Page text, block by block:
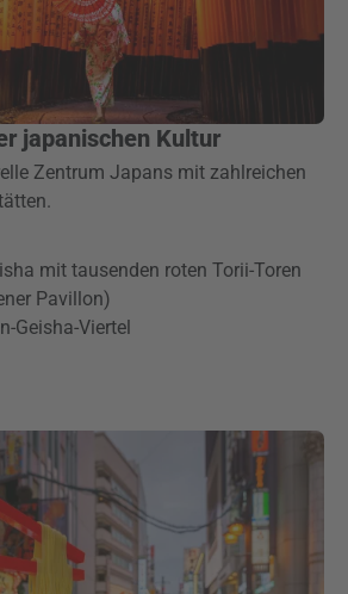
japanischen Kultur
Zentrum Japans mit zahlreichen
mit tausenden roten Torii-Toren
Pavillon)
Geisha-Viertel